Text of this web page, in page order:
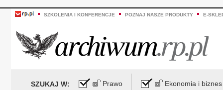
SZKOLENIA I KONFERENCJE POZNAJ NASZE PRODUKTY E-
SZUKAJ W: Prawo Ekonomia i biznes